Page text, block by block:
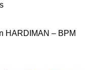
HARDIMAN – BPM